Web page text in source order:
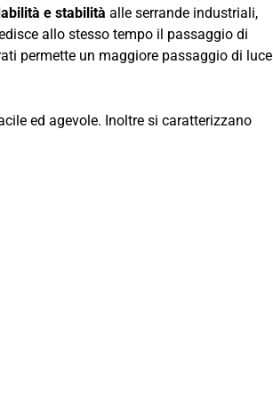
e stabilità alle serrande industriali,
allo stesso tempo il passaggio di
permette un maggiore passaggio di luce
ed agevole. Inoltre si caratterizzano